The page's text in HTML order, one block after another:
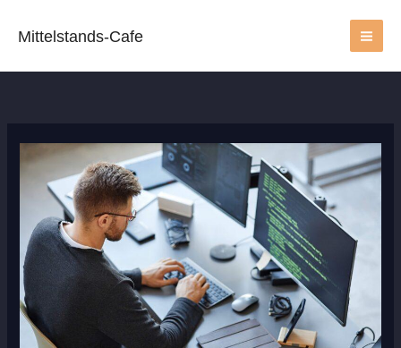
InhaltMittelstands-Cafe